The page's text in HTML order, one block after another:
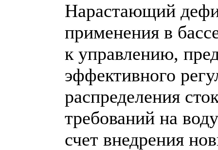
Нарастающий
применения в
к управлению,
эффективного
распределения
требований на
счет внедрения